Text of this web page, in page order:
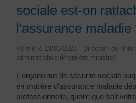
sociale est-on
l'assurance maladie
Vérifié le 13/03/2023 - Direction de
administrative (Première ministre)
L'organisme de sécurité sociale
en matière d'assurance maladie
professionnelle, quelle que soit